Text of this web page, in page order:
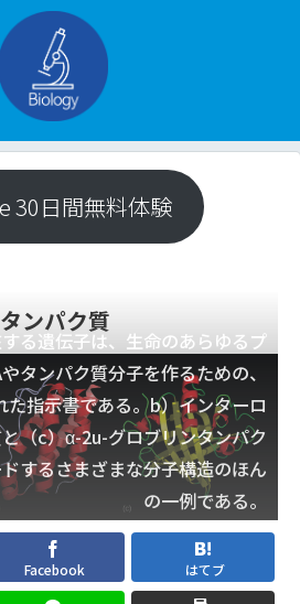
30日間無料体験
ンパク質
る遺伝子は、生命のあらゆるプ
タンパク質分子を作るための、
た指示書である。b）インターロ
（c）α-2u-グロブリンタンパク
するさまざまな分子構造のほん
の一例である。
Facebook はてブ